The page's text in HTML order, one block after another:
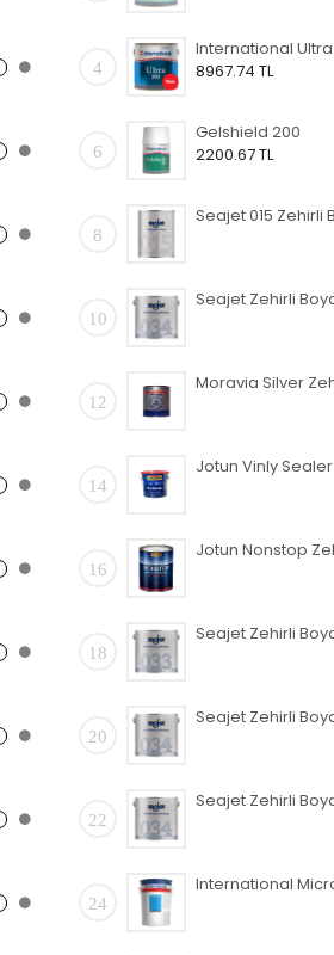
4
8967.74 TL
6
Gelshield 200
2200.67 TL
8
10
12
14
16
18
20
22
24